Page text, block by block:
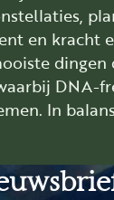
en kracht
DNA-
In